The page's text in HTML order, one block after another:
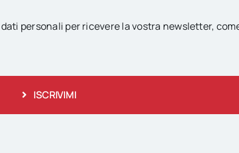
personali per ricevere la vostra newsletter,
ISCRIVIMI